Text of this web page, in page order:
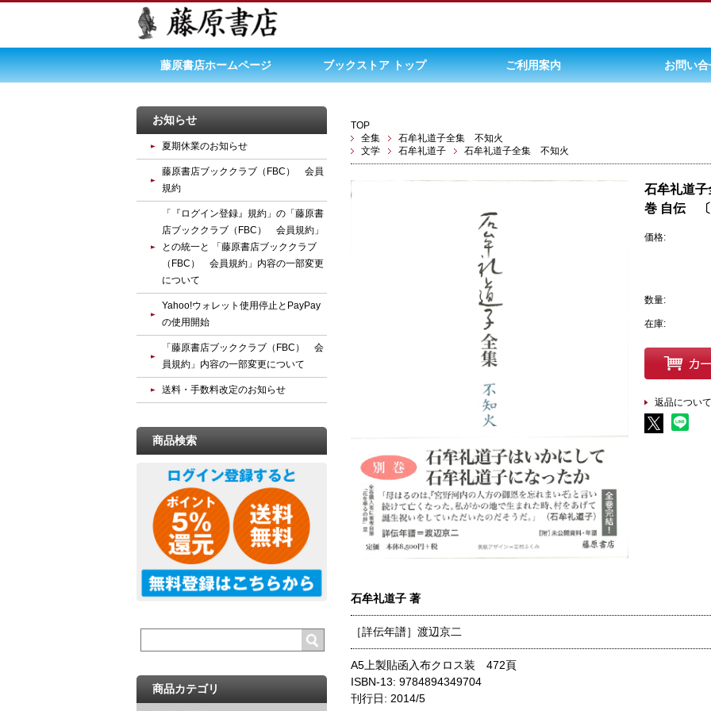
藤原書店ホームページ ブックストア トップ ご利用案内 お問い合
TOP
全集
石牟礼道子全集 不知火
文学
石牟礼道子 石牟礼道子全集 不知火
石牟礼道
巻 自伝 〔
価格:
数量:
在庫:
返品につい
石牟礼道子 著
［詳伝年譜］渡辺京二
A5上製貼函入布クロス装 472頁
ISBN-13: 9784894349704
刊行日: 2014/5
お知らせ
夏期休業のお知らせ
藤原書店ブッククラブ（FBC） 会員
規約
「『ログイン登録』規約」の「藤原書
店ブッククラブ（FBC） 会員規約」
との統一と 「藤原書店ブッククラブ
（FBC） 会員規約」内容の一部変更
について
Yahoo!ウォレット使用停止とPayPay
の使用開始
「藤原書店ブッククラブ（FBC） 会
員規約」内容の一部変更について
送料・手数料改定のお知らせ
商品検索
商品カテゴリ